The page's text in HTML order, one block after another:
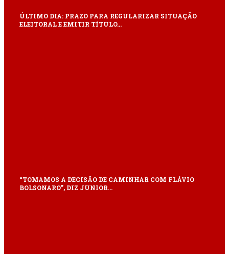
ÚLTIMO DIA: PRAZO PARA REGULARIZAR SITUAÇÃO
ELEITORAL E EMITIR TÍTULO…
“TOMAMOS A DECISÃO DE CAMINHAR COM FLÁVIO
BOLSONARO”, DIZ JUNIOR…